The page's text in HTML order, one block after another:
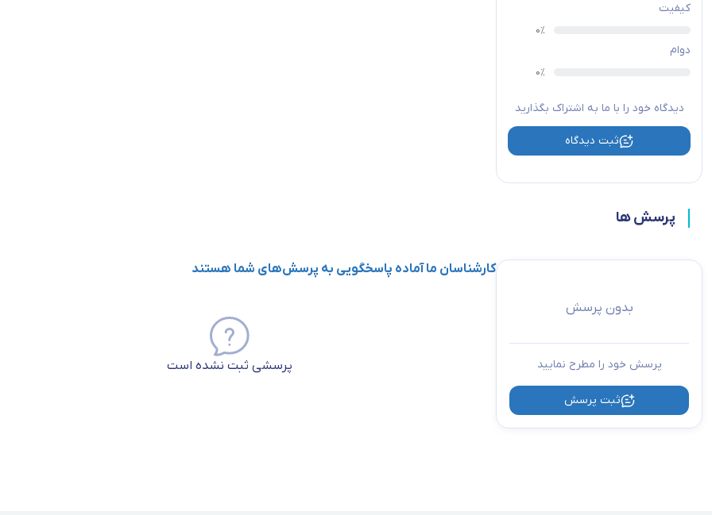
کیفیت
دوام
دیدگاه خود را با ما به اشتراک بگذارید
ثبت دیدگاه
پرسش ها
بدون پرسش
پرسش خود را مطرح نمایید
ثبت پرسش
کارشناسان ما آماده پاسخگویی به پرسش‌های شما هستند
پرسشی ثبت نشده است